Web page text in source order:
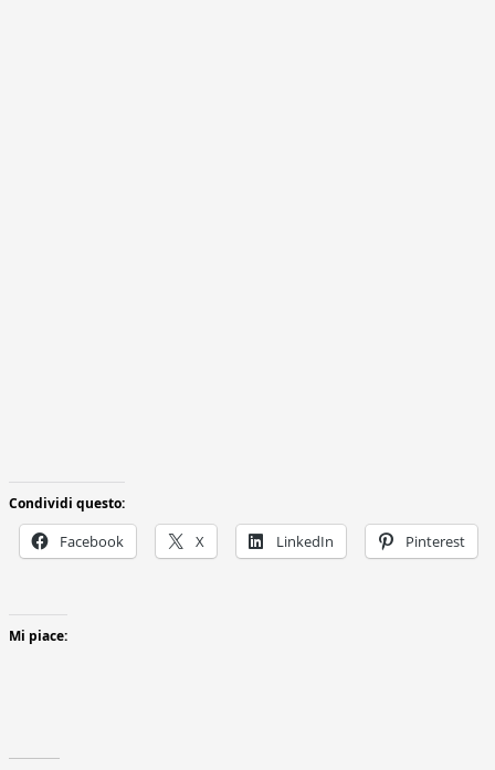
Condividi questo:
Facebook X LinkedIn Pinterest
Mi piace: